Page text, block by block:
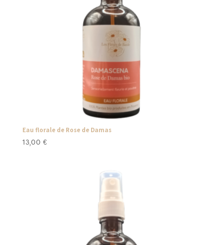
Eau florale de Rose de Damas
13,00 €